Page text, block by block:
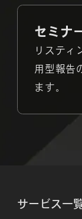
セミナ
リスティ
用型報告
ます。
サービス一